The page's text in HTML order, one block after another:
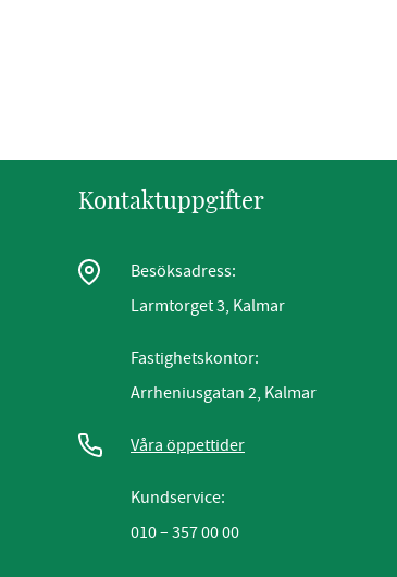
Kontaktuppgifter
Besöksadress:
Larmtorget 3, Kalmar
Fastighetskontor:
Arrheniusgatan 2, Kalmar
Våra öppettider
Kundservice:
010 – 357 00 00